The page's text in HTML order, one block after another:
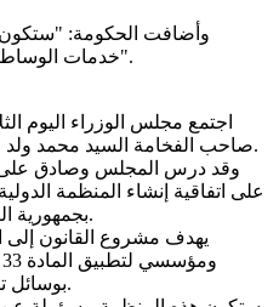
وأضافت الحكومة:
ﺧﺪﻣﺎت اﻟﻮﺳﺎﻃﺔ ﺑﻨﺎء ﻋﻠﻰ ﻃﻠﺐ اﻟﺪول اﻟﻤﺘﻌﺎﻗﺪة".
ﺻﺎﺣﺐ اﻟﻔﺨﺎﻣﺔ اﻟﺴﻴﺪ ﻣﺤﻤﺪ وﻟﺪ اﻟﺸﻴﺦ اﻟﻐﺰواﻧﻲ، رﺋﻴﺲ اﻟﺠﻤﻬﻮرﻳﺔ.
وﻗﺪ درس اﻟﻤﺠﻠﺲ وﺻﺎدق
ﻋﻠﻰ اﺗﻔﺎﻗﻴﺔ إﻧﺸﺎء اﻟﻤﻨﻈﻤﺔ
ﺑﺠﻤﻬﻮرﻳﺔ اﻟﺼﻴﻦ اﻟﺸﻌﺒﻴﺔ ﺑﺘﺎرﻳﺦ 30 ﻣﺎﻳﻮ 2025.
ﻳﻬﺪف ﻣﺸﺮوع اﻟﻘﺎﻧﻮن إﻟﻰ
ﺑﻮﺳﺎﺋﻞ ﺗﺴﻮﻳﺔ اﻟﻨﺰاﻋﺎت ﺑﺎﻟﻮﺳﺎﺋﻞ اﻟﺴﻠﻤﻴﺔ.